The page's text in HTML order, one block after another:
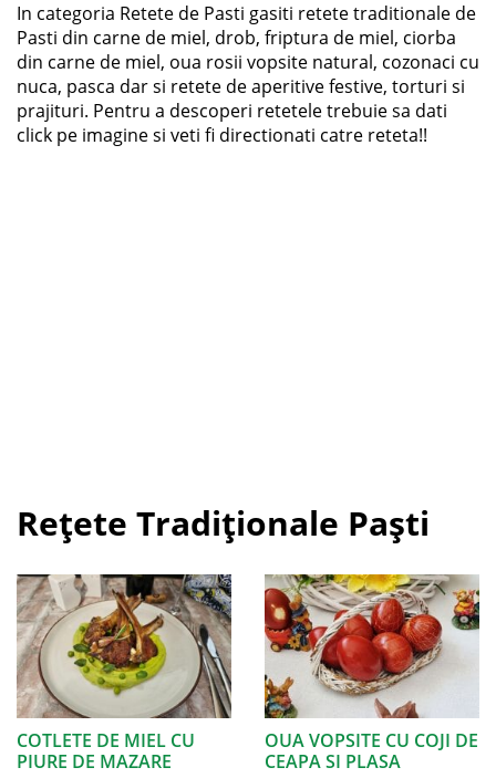
In categoria Retete de Pasti gasiti retete traditionale de
Pasti din carne de miel, drob, friptura de miel, ciorba
din carne de miel, oua rosii vopsite natural, cozonaci cu
nuca, pasca dar si retete de aperitive festive, torturi si
prajituri. Pentru a descoperi retetele trebuie sa dati
click pe imagine si veti fi directionati catre reteta!!
Rețete Tradiționale Paști
COTLETE DE MIEL CU
PIURE DE MAZARE
OUA VOPSITE CU COJI DE
CEAPA SI PLASA